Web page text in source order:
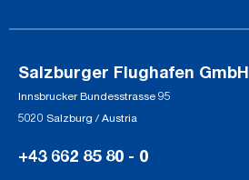
Salzburger Flughafen GmbH
Innsbrucker Bundesstrasse 95
5020 Salzburg / Austria
+43 662 85 80 - 0